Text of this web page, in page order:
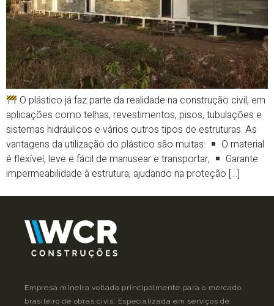
O plástico já faz parte da realidade na construção civil, em
aplicações como telhas, revestimentos, pisos, tubulações e
sistemas hidráulicos e vários outros tipos de estruturas. As
vantagens da utilização do plástico são muitas:
O material
é flexível, leve e fácil de manusear e transportar;
Garante
impermeabilidade à estrutura, ajudando na proteção […]
Empresa mineira voltada principalmente para o mercado
brasileiro de obras civis. Especializada em serviços de